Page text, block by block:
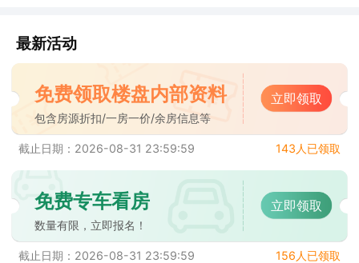
最新活动
免费领取楼盘内部资料
包含房源折扣/一房一价/余房信息等
立即领取
截止日期：2026-08-31 23:59:59 143人已领取
免费专车看房
数量有限，立即报名！
立即领取
截止日期：2026-08-31 23:59:59 156人已领取